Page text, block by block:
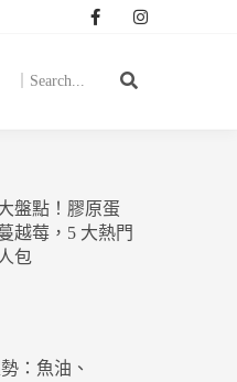
盤點！膠原蛋
越莓，5 大熱門
包
：魚油、